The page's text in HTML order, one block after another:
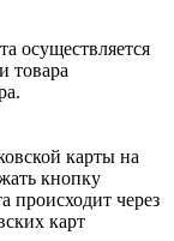
осуществляется
товара
карты на
кнопку
происходит через
карт